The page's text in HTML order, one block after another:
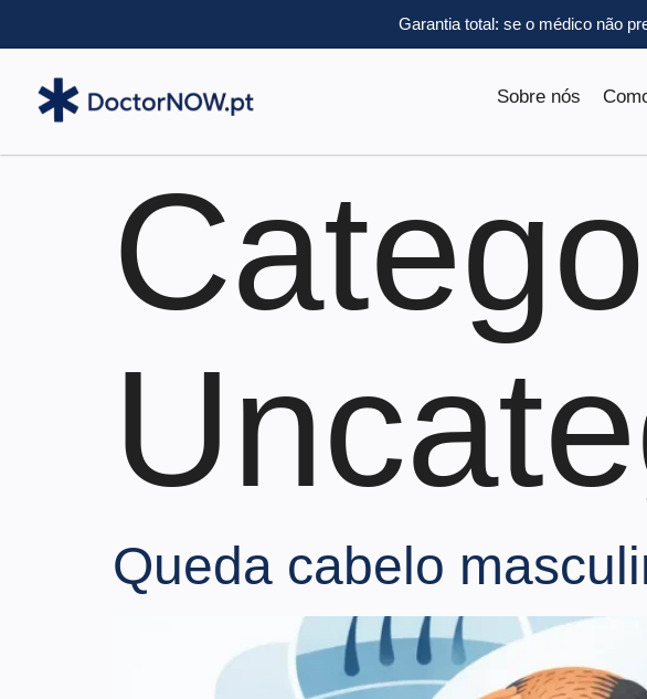
Garantia total: se o médico não
Sobre nós
Queda cabelo